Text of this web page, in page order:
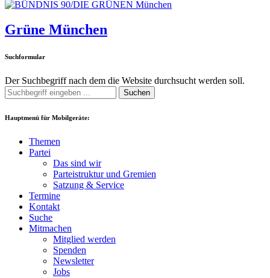
Grüne München
Suchformular
Der Suchbegriff nach dem die Website durchsucht werden soll.
Suchen
Hauptmenü für Mobilgeräte:
Themen
Partei
Das sind wir
Parteistruktur und Gremien
Satzung & Service
Termine
Kontakt
Suche
Mitmachen
Mitglied werden
Spenden
Newsletter
Jobs